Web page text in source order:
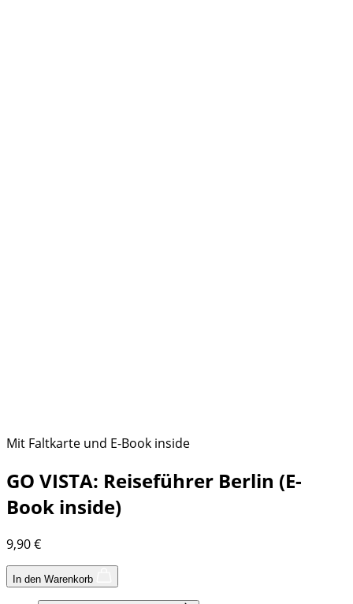
Mit Faltkarte und E-Book inside
GO VISTA: Reiseführer Berlin (E-
Book inside)
9,90€
In den Warenkorb